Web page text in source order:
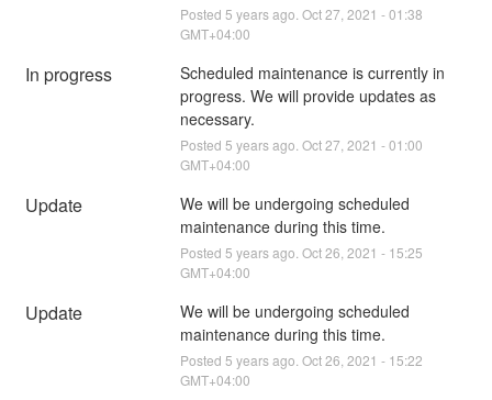
Posted 5 years ago. Oct27 2021 -01:38
GMT+04:00
In progress
Scheduled maintenance is currently in
progress. We will provide updates as
necessary.
Posted 5 years ago. Oct27 2021 -01:00
GMT+04:00
Update
We will be undergoing scheduled
maintenance during this time.
Posted 5 years ago. Oct26 2021 - 15:25
GMT+04:00
Update
We will be undergoing scheduled
maintenance during this time.
Posted 5 years ago. Oct26 2021 - 15:22
GMT+04:00